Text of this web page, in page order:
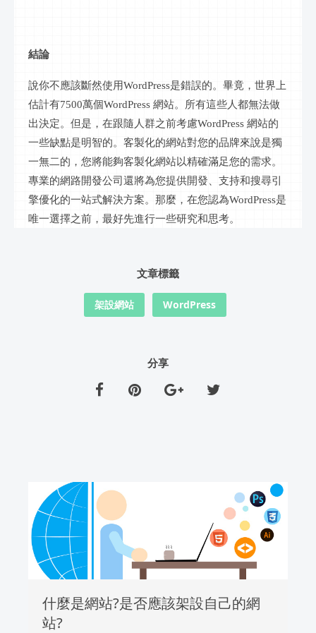
結論
說你不應該斷然使用WordPress是錯誤的。畢竟，世界上
估計有7500萬個WordPress 網站。所有這些人都無法做
出決定。但是，在跟隨人群之前考慮WordPress 網站的
一些缺點是明智的。客製化的網站對您的品牌來說是獨
一無二的，您將能夠客製化網站以精確滿足您的需求。
專業的網路開發公司還將為您提供開發、支持和搜尋引
擎優化的一站式解決方案。那麼，在您認為WordPress是
唯一選擇之前，最好先進行一些研究和思考。
文章標籤
架設網站 WordPress
分享
什麼是網站?是否應該架設自己的網
站?